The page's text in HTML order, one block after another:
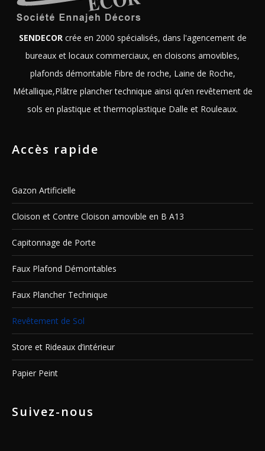
SENDECORcrée en 2000 spécialisés, dans l'agencement de
bureaux et locaux commerciaux, en cloisons amovibles,
plafonds démontable Fibre de roche, Laine de Roche,
Métallique,Plâtre plancher technique ainsi qu’en revêtement de
sols en plastique et thermoplastique Dalle et Rouleaux.
Accès rapide
Gazon Artificielle
Cloison et Contre Cloison amovible en B A13
Capitonnage de Porte
Faux Plafond Démontables
Faux Plancher Technique
Revêtement de Sol
Store et Rideaux d’intérieur
Papier Peint
Suivez-nous